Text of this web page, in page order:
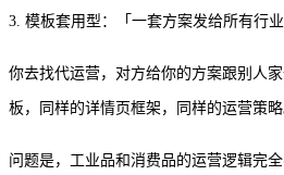
3. 模板套用型：「一套方案发给所有行业
你去找代运营，对方给你的方案跟别人
板，同样的详情页框架，同样的运营策略
问题是，工业品和消费品的运营逻辑完全